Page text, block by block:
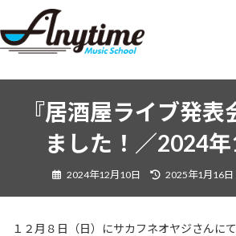
テ
ン
ゲ
ー
『居酒屋ライブ発表
ました！／2024
2024年12月10日
終
新
:
2025年1月16日
１２月８日（日）にサカフネオヤジさんに